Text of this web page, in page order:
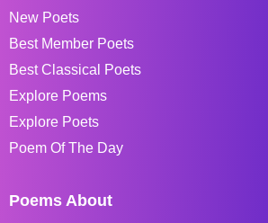
New Poets
Best Member Poets
Best Classical Poets
Explore Poems
Explore Poets
Poem Of The Day
Poems About